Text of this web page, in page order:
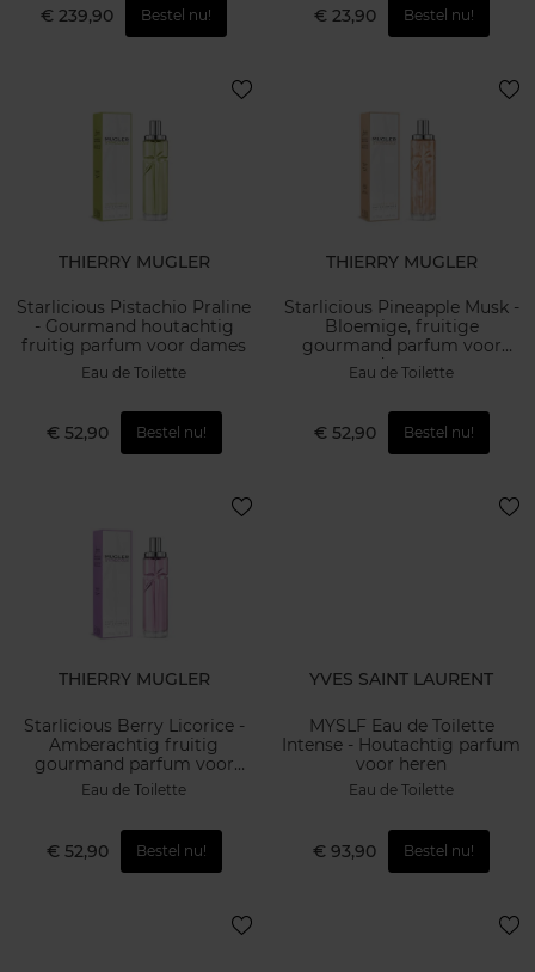
€ 239,90 Bestel nu! € 23,90 Bestel nu!
THIERRY MUGLER
Starlicious Pistachio Praline
- Gourmand houtachtig
fruitig parfum voor dames
Eau de Toilette
€ 52,90 Bestel nu!
THIERRY MUGLER
Starlicious Pineapple Musk -
Bloemige, fruitige
gourmand parfum voor
dames
Eau de Toilette
€ 52,90 Bestel nu!
THIERRY MUGLER
Starlicious Berry Licorice -
Amberachtig fruitig
gourmand parfum voor
dames
Eau de Toilette
€ 52,90 Bestel nu!
YVES SAINT LAURENT
MYSLF Eau de Toilette
Intense - Houtachtig parfum
voor heren
Eau de Toilette
€ 93,90 Bestel nu!